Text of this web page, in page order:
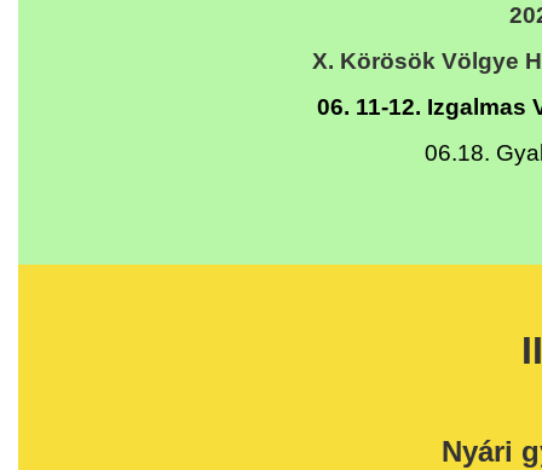
X. Körösök Völgye
06. 11-12. Izgalmas
06.18.
Nyári